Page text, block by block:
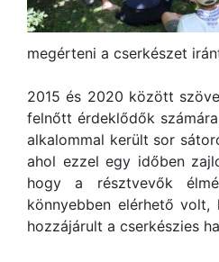
megérteni a cserkészet
2015 és 2020 között
felnőtt érdeklődők
alkalommal került sor
ahol ezzel egy időben
hogy a résztvevők
könnyebben elérhető
hozzájárult a cserkészies